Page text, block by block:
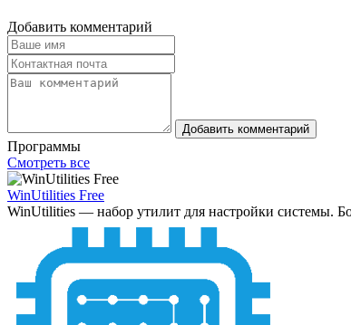
Добавить комментарий
Добавить комментарий
Программы
Смотреть все
WinUtilities Free
WinUtilities — набор утилит для настройки системы.